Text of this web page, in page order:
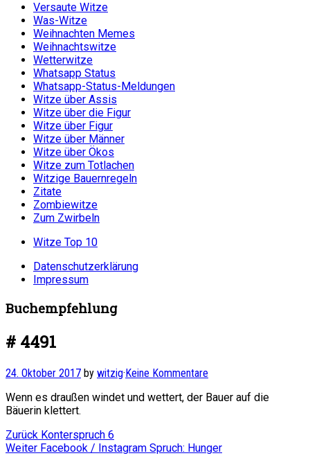
Versaute Witze
Was-Witze
Weihnachten Memes
Weihnachtswitze
Wetterwitze
Whatsapp Status
Whatsapp-Status-Meldungen
Witze über Assis
Witze über die Figur
Witze über Figur
Witze über Männer
Witze über Ökos
Witze zum Totlachen
Witzige Bauernregeln
Zitate
Zombiewitze
Zum Zwirbeln
Witze Top 10
Datenschutzerklärung
Impressum
Buchempfehlung
# 4491
24. Oktober 2017 by witzig·Keine Kommentare
Wenn es draußen windet und wettert, der Bauer auf die
Bäuerin klettert.
Beitragsnavigation
Zurück Vorheriger
Beitrag:
Konterspruch 6
Weiter Nächster
Facebook / Instagram Spruch: Hunger